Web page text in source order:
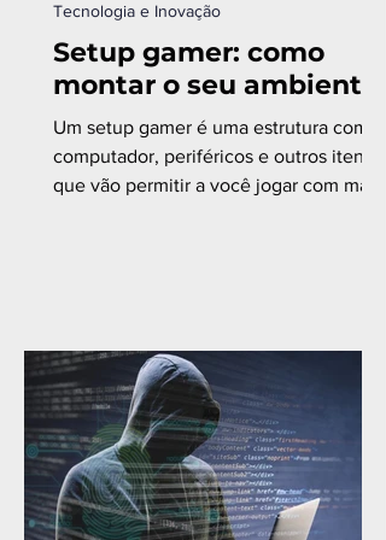
Setup gamer: como
montar o seu ambiente
Um setup gamer é uma estrutura com
computador, periféricos e outros itens
que vão permitir a você jogar com mais
Tecnologia e Inovação